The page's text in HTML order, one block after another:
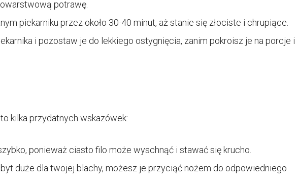
potrawę.
piekarniku przez około 30-40 minut, aż stanie się złociste i chrupiące.
i pozostaw je do lekkiego ostygnięcia, zanim pokroisz je na porcje i
kilka przydatnych wskazówek:
ponieważ ciasto filo może wyschnąć i stawać się krucho.
duże dla twojej blachy, możesz je przyciąć nożem do odpowiedniego